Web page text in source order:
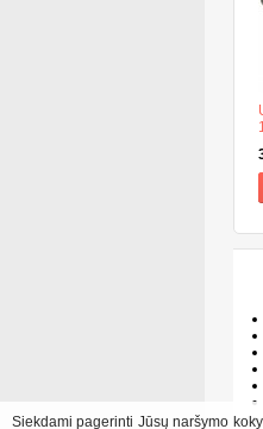
Siekdami pagerinti Jūsų naršymo